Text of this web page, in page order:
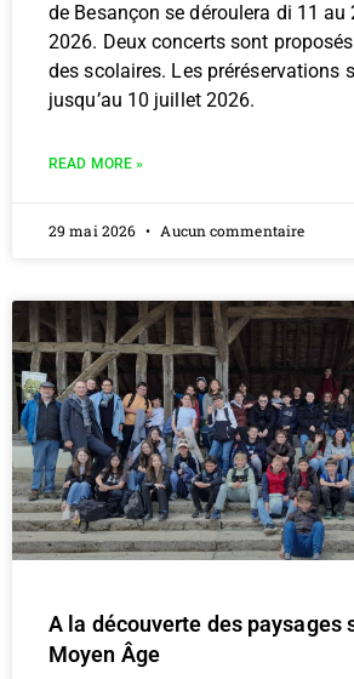
de Besançon se déroulera di 11 au
2026. Deux concerts sont
des scolaires. Les préréservations
jusqu’au 10 juillet 2026.
READ MORE »
29 mai 2026 Aucun commentaire
A la découverte des paysages
Moyen Âge